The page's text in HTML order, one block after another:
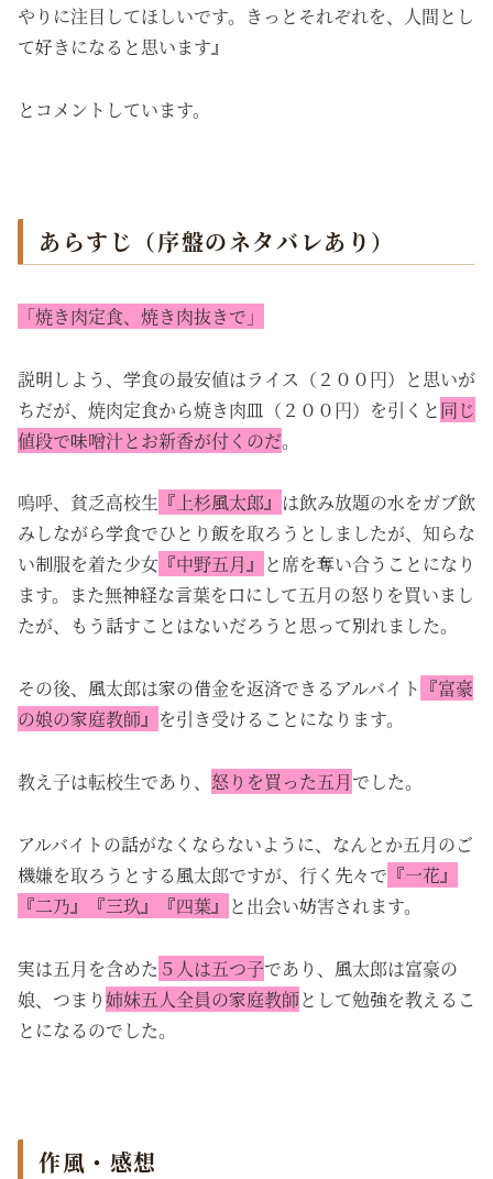
やりに注目してほしいです。きっとそれぞれを、人間とし
て好きになると思います』
とコメントしています。
あらすじ（序盤のネタバレあり）
「焼き肉定食、焼き肉抜きで」
説明しよう、学食の最安値はライス（２００円）と思いが
ちだが、焼肉定食から焼き肉皿（２００円）を引くと同じ
値段で味噌汁とお新香が付くのだ。
嗚呼、貧乏高校生 『上杉風太郎』 は飲み放題の水をガブ飲
みしながら学食でひとり飯を取ろうとしましたが、知らな
い制服を着た少女 『中野五月』 と席を奪い合うことになり
ます。また無神経な言葉を口にして五月の怒りを買いまし
たが、もう話すことはないだろうと思って別れました。
その後、風太郎は家の借金を返済できるアルバイト 『富豪
の娘の家庭教師』 を引き受けることになります。
教え子は転校生であり、 怒りを買った五月でした。
アルバイトの話がなくならないように、なんとか五月のご
機嫌を取ろうとする風太郎ですが、行く先々で 『一花』
『二乃』『三玖』『四葉』 と出会い妨害されます。
実は五月を含めた ５人は五つ子であり、風太郎は富豪の
娘、つまり姉妹五人全員の家庭教師として勉強を教えるこ
とになるのでした。
作風・感想